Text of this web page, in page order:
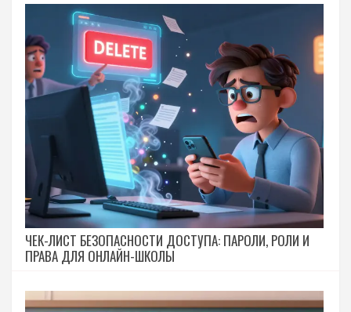
ЧЕК-ЛИСТ БЕЗОПАСНОСТИ ДОСТУПА: ПАРОЛИ, РОЛИ И
ПРАВА ДЛЯ ОНЛАЙН-ШКОЛЫ